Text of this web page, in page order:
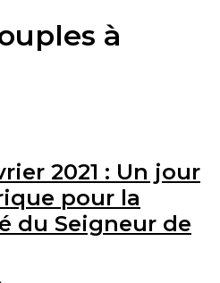
à
2021 : Un jour
pour la
du Seigneur de